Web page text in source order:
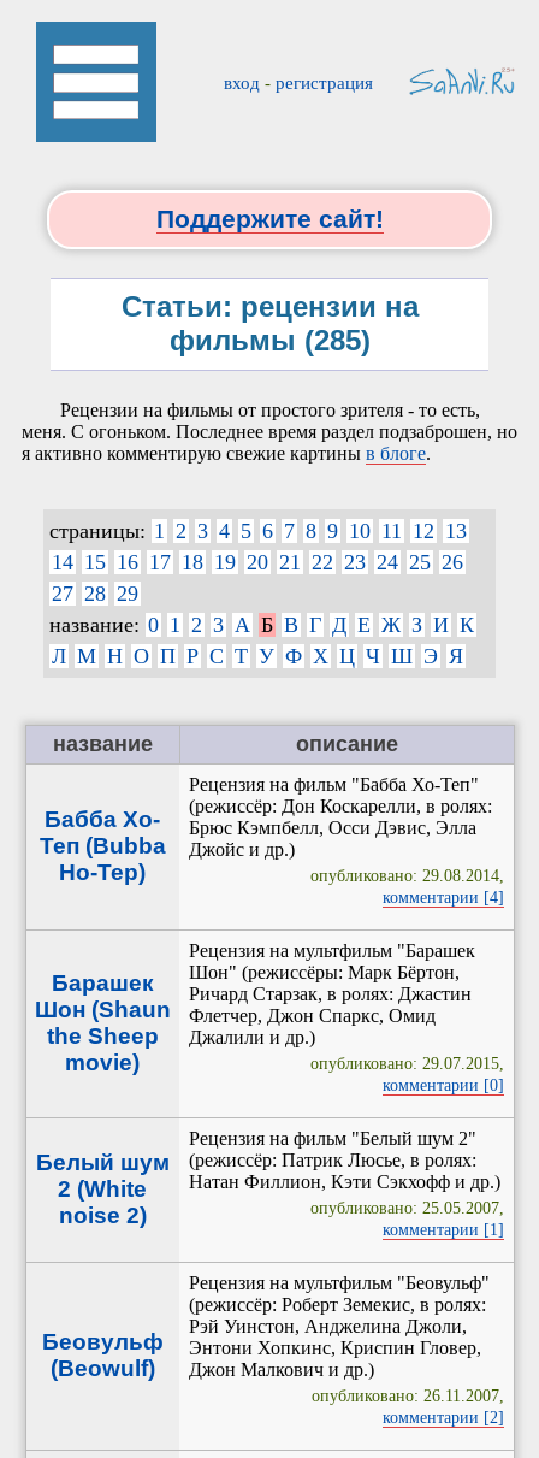
вход - регистрация
Поддержите сайт!
Статьи: рецензии на
фильмы (285)
Рецензии на фильмы от простого зрителя - то есть,
меня. С огоньком. Последнее время раздел подзаброшен, но
я активно комментирую свежие картины в блоге.
страницы: 1 2 3 4 5 6 7 8 9 10 11 12 13
14 15 16 17 18 19 20 21 22 23 24 25 26
27 28 29
название: 0 1 2 3 А Б В Г Д Е Ж З И К
Л М Н О П Р С Т У Ф Х Ц Ч Ш Э Я
название описание
Бабба Хо-
Теп (Bubba
Ho-Tep)
Рецензия на фильм "Бабба Хо-Теп"
(режиссёр: Дон Коскарелли, в ролях:
Брюс Кэмпбелл, Осси Дэвис, Элла
Джойс и др.)
опубликовано: 29.08.2014,
комментарии [4]
Барашек
Шон (Shaun
the Sheep
movie)
Рецензия на мультфильм "Барашек
Шон" (режиссёры: Марк Бёртон,
Ричард Старзак, в ролях: Джастин
Флетчер, Джон Спаркс, Омид
Джалили и др.)
опубликовано: 29.07.2015,
комментарии [0]
Белый шум
2 (White
noise 2)
Рецензия на фильм "Белый шум 2"
(режиссёр: Патрик Люсье, в ролях:
Натан Филлион, Кэти Сэкхофф и др.)
опубликовано: 25.05.2007,
комментарии [1]
Беовульф
(Beowulf)
Рецензия на мультфильм "Беовульф"
(режиссёр: Роберт Земекис, в ролях:
Рэй Уинстон, Анджелина Джоли,
Энтони Хопкинс, Криспин Гловер,
Джон Малкович и др.)
опубликовано: 26.11.2007,
комментарии [2]